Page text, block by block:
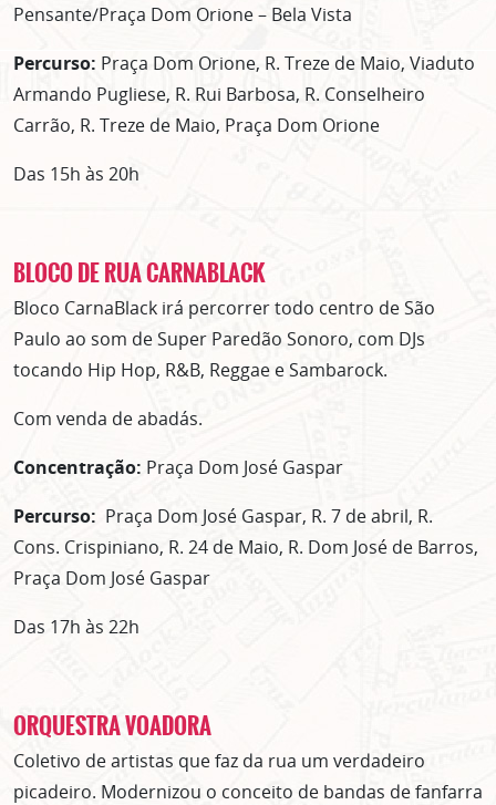
Pensante/Praça Dom Orione – Bela Vista
Percurso: Praça Dom Orione, R. Treze de Maio, Viaduto
Armando Pugliese, R. Rui Barbosa, R. Conselheiro
Carrão, R. Treze de Maio, Praça Dom Orione
Das 15h às 20h
BLOCO DE RUA CARNABLACK
Bloco CarnaBlack irá percorrer todo centro de São
Paulo ao som de Super Paredão Sonoro, com DJs
tocando Hip Hop, R&B, Reggae e Sambarock.
Com venda de abadás.
Concentração: Praça Dom José Gaspar
Percurso: Praça Dom José Gaspar, R. 7 de abril, R.
Cons. Crispiniano, R. 24 de Maio, R. Dom José de Barros,
Praça Dom José Gaspar
Das 17h às 22h
ORQUESTRA VOADORA
Coletivo de artistas que faz da rua um verdadeiro
picadeiro. Modernizou o conceito de bandas de fanfarra